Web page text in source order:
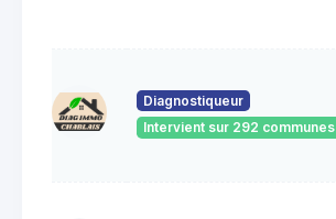
Diagnostiqueur
Intervient sur 292 communes